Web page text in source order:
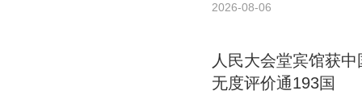
2026-08-06
人民大会堂宾馆获
无度评价通193国